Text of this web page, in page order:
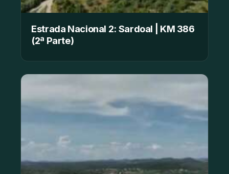
Estrada Nacional 2: Sardoal | KM 386
(2ª Parte)